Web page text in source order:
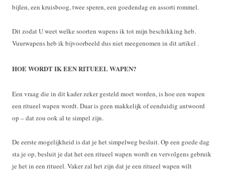
bijlen, een kruisboog, twee speren, een goedendag en assorti rommel.
Dit zodat U weet welke soorten wapens ik tot mijn beschikking heb.
Vuurwapens heb ik bijvoorbeeld dus niet meegenomen in dit artikel .
HOE WORDT IK EEN RITUEEL WAPEN?
Een vraag die in dit kader zeker gesteld moet worden, is hoe een wapen
een ritueel wapen wordt. Daar is geen makkelijk of eenduidig antwoord
op – dat zou ook al te simpel zijn.
De eerste mogelijkheid is dat je het simpelweg besluit. Op een goede dag
sta je op, besluit je dat het een ritueel wapen wordt en vervolgens gebruik
je het in een ritueel. Vaker zal het zijn dat je een ritueel wapen wilt